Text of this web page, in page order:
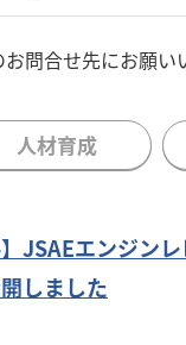
問合せ先にお願い
人材育成
】JSAEエンジン
しました